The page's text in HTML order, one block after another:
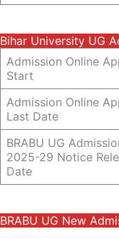
Bihar University UG
Admission Online
Start
Admission Online
Last Date
BRABU UG
2025-29 Notice
Date
BRABU UG New